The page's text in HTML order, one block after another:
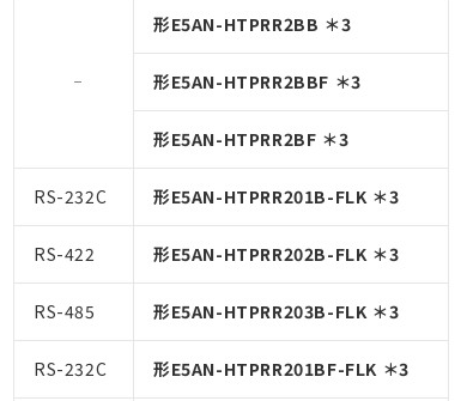
形E5AN-HTPRR2BB ＊3
形E5AN-HTPRR2BBF ＊3
形E5AN-HTPRR2BF ＊3
RS-232C 形E5AN-HTPRR201B-FLK ＊3
RS-422 形E5AN-HTPRR202B-FLK ＊3
RS-485 形E5AN-HTPRR203B-FLK ＊3
RS-232C 形E5AN-HTPRR201BF-FLK ＊3